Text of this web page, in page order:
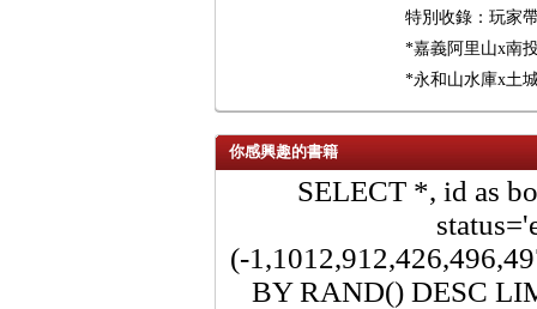
特別收錄：玩家
*嘉義阿里山x南
*永和山水庫x土
你感興趣的書籍
SELECT *, id as
(-
BY RAND() DESC